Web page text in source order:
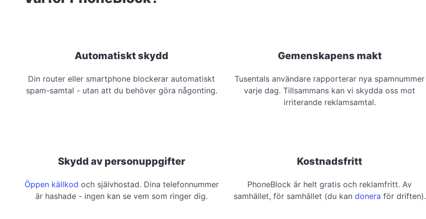
Automatiskt skydd
Din router eller smartphone blockerar automatiskt
spam-samtal - utan att du behöver göra någonting.
Gemenskapens makt
Tusentals användare rapporterar nya spamnummer
varje dag. Tillsammans kan vi skydda oss mot
irriterande reklamsamtal.
Skydd av personuppgifter
Öppen källkod och självhostad. Dina telefonnummer
är hashade - ingen kan se vem som ringer dig.
Kostnadsfritt
PhoneBlock är helt gratis och reklamfritt. Av
samhället, för samhället (du kan donera för driften).